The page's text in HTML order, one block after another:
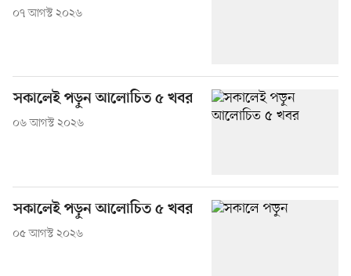
০৭ আগস্ট ২০২৬
সকালেই পড়ুন আলোচিত ৫ খবর
০৬ আগস্ট ২০২৬
সকালেই পড়ুন আলোচিত ৫ খবর
০৫ আগস্ট ২০২৬